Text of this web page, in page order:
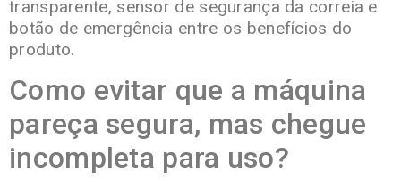
transparente, sensor de segurança da correia e
botão de emergência entre os benefícios do
produto.
Como evitar que a máquina
pareça segura, mas chegue
incompleta para uso?